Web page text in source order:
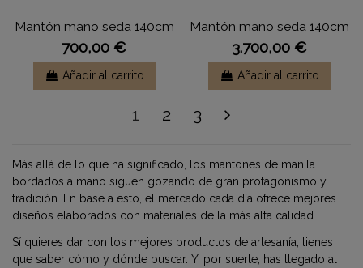
Mantón mano seda 140cm
700,00 €
Añadir al carrito
Mantón mano seda 140cm
3.700,00 €
Añadir al carrito
1 2 3
Más allá de lo que ha significado, los mantones de manila
bordados a mano siguen gozando de gran protagonismo y
tradición. En base a esto, el mercado cada día ofrece mejores
diseños elaborados con materiales de la más alta calidad.
Sí quieres dar con los mejores productos de artesanía, tienes
que saber cómo y dónde buscar. Y, por suerte, has llegado al